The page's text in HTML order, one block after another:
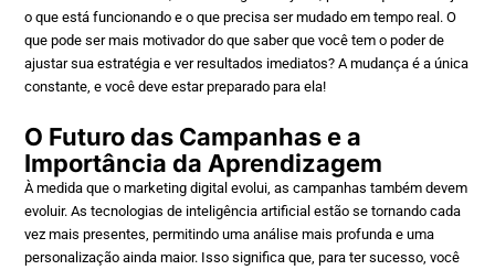
o que está funcionando e o que precisa ser mudado em tempo real. O
que pode ser mais motivador do que saber que você tem o poder de
ajustar sua estratégia e ver resultados imediatos? A mudança é a única
constante, e você deve estar preparado para ela!
O Futuro das Campanhas e a
Importância da Aprendizagem
À medida que o marketing digital evolui, as campanhas também devem
evoluir. As tecnologias de inteligência artificial estão se tornando cada
vez mais presentes, permitindo uma análise mais profunda e uma
personalização ainda maior. Isso significa que, para ter sucesso, você